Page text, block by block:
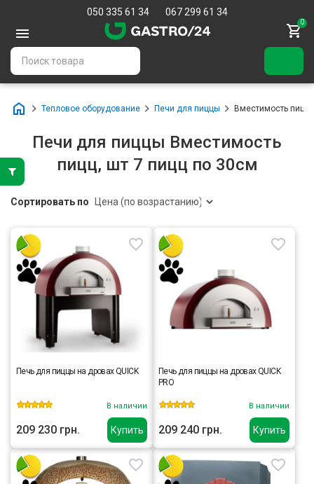
050 335 61 34 067 299 61 34
0
Тепловое оборудование Печи для пиццы Вместимость
Печи для пиццы Вместимость
пицц, шт 7 пицц по 30см
Сортировать по
Купить
Печь для пиццы на дровах QUICK
В наличии
209 230 грн. Купить
Печь для пиццы на дровах QUICK
PRO
В наличии
209 240 грн.